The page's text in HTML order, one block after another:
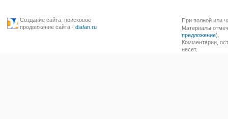
Создание сайта, поисковое
продвижение сайта- diafan.ru
При полной или
Материалы
предложение).
Комментарии,
несет.